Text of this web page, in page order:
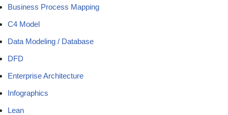
Business Process Mapping
C4 Model
Data Modeling / Database
DFD
Enterprise Architecture
Infographics
Lean